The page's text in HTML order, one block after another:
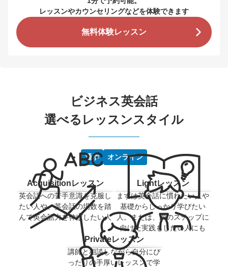
レッスンやカウンセリングなどを体験できます
無料体験レッスン
ビジネス英会話
選べるレッスンスタイル
通学 オンライン
Acquisitionレッスン
英会話への苦手意識を克服し
たい人や、英会話の場数を踏
んで英会話力を伸ばしたい人
Lightレッスン
まずは英会話に慣れたい人や
基礎からしっかり学びたい
人。または、次のステップに
向けた実践もしたい人にも
Privateレッスン
講師と相談しながら自分にぴ
ったりの手厚いレッスンで学